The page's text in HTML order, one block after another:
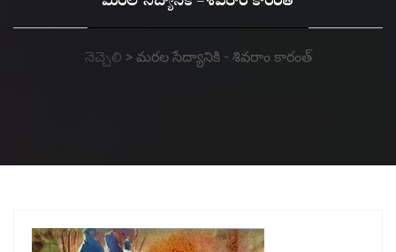
నెచ్చెలి > మరల సేద్యానికి - శివరాం కారంత్